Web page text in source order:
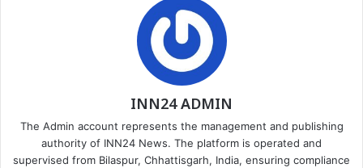
INN24 ADMIN
The Admin account represents the management and publishing
authority of INN24 News. The platform is operated and
supervised from Bilaspur, Chhattisgarh, India, ensuring compliance